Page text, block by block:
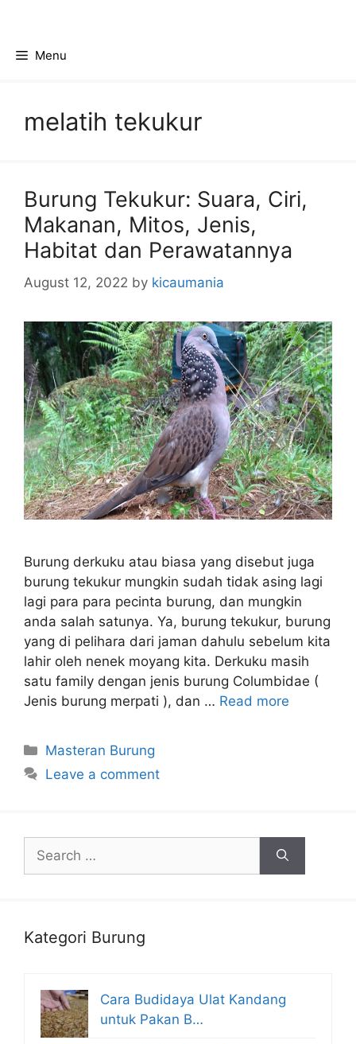
contentMenu
melatih tekukur
Burung Tekukur: Suara, Ciri,
Makanan, Mitos, Jenis,
Habitat dan Perawatannya
August 12, 2022 by kicaumania
Burung derkuku atau biasa yang disebut juga
burung tekukur mungkin sudah tidak asing lagi
lagi para para pecinta burung, dan mungkin
anda salah satunya. Ya, burung tekukur, burung
yang di pelihara dari jaman dahulu sebelum kita
lahir oleh nenek moyang kita. Derkuku masih
satu family dengan jenis burung Columbidae (
Jenis burung merpati ), dan … Read more
Categories
Masteran Burung
Leave a comment
for:
Kategori Burung
Cara Budidaya Ulat Kandang
untuk Pakan B…